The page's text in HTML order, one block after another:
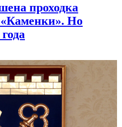
проходка
Но